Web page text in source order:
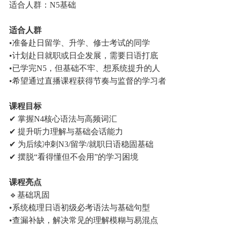
适合人群：N5基础
适合人群
•准备赴日留学、升学、修士考试的同学
•计划赴日就职或日企发展，需要日语打底
•已学完N5，但基础不牢、想系统提升的人
•希望通过直播课程获得节奏与监督的学习者
课程目标
✔ 掌握N4核心语法与高频词汇
✔ 提升听力理解与基础会话能力
✔ 为后续冲刺N3/留学/就职日语稳固基础
✔ 摆脱“看得懂但不会用”的学习困境
课程亮点
🔹基础巩固
•系统梳理日语初级必考语法与基础句型
•查漏补缺，解决常见的理解模糊与易混点